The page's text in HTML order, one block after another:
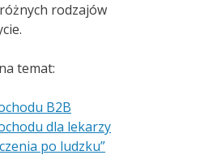
rodzajów
temat:
B2B
dla lekarzy
po ludzku”